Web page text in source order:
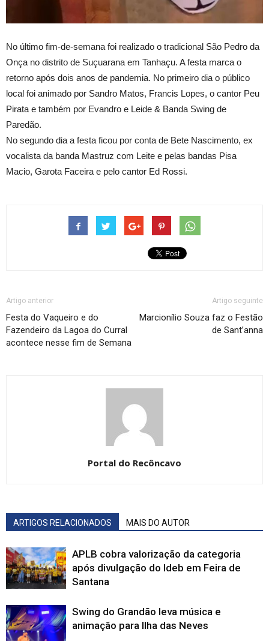
No último fim-de-semana foi realizado o tradicional São Pedro da
Onça no distrito de Suçuarana em Tanhaçu. A festa marca o
retorno após dois anos de pandemia. No primeiro dia o público
local foi animado por Sandro Matos, Francis Lopes, o cantor Peu
Pirata e também por Evandro e Leide & Banda Swing de
Paredão.
No segundo dia a festa ficou por conta de Bete Nascimento, ex
vocalista da banda Mastruz com Leite e pelas bandas Pisa
Macio, Garota Faceira e pelo cantor Ed Rossi.
Artigo anterior
Festa do Vaqueiro e do
Fazendeiro da Lagoa do Curral
acontece nesse fim de Semana
Artigo seguinte
Marcionílio Souza faz o Festão
de Sant’anna
Portal do Recôncavo
ARTIGOS RELACIONADOS MAIS DO AUTOR
APLB cobra valorização da categoria
após divulgação do Ideb em Feira de
Santana
Swing do Grandão leva música e
animação para Ilha das Neves